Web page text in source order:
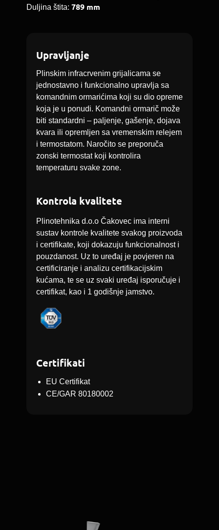
Duljina štita: 789 mm
Upravljanje
Plinskim infracrvenim grijalicama se
jednostavno i funkcionalno upravlja sa
komandnim ormarićima koji su dio opreme
koja je u ponudi. Komandni ormarič može
biti standardni – paljenje, gašenje, dojava
kvara ili opremljen sa vremenskim relejem
i termostatom. Naročito se preporuča
zonski termostat koji kontrolira
temperaturu svake zone.
Kontrola kvalitete
Plinotehnika d.o.o Čakovec ima interni
sustav kontrole kvalitete svakog proizvoda
i certifikate, koji dokazuju funkcionalnost i
pouzdanost. Uz to uređaj je povjeren na
certificiranje i analizu certifikacijskim
kućama, te se uz svaki uređaj isporučuje i
certifikat, kao i 1 godišnje jamstvo.
Certifikati
EU Certifikat
CE/GAR 80180002